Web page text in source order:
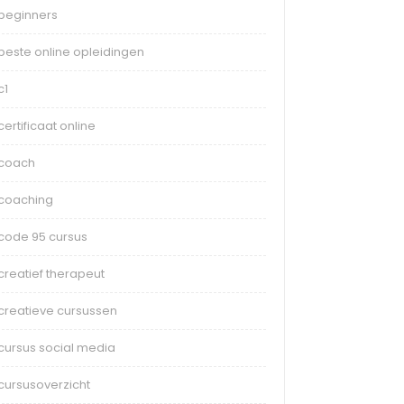
online opleidingen
online
95 cursus
therapeut
cursussen
social media